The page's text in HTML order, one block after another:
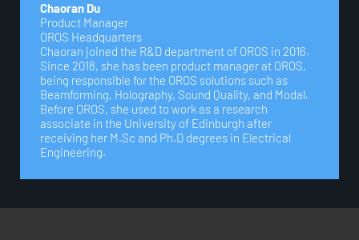
Chaoran Du
Product Manager
OROS Headquarters
Chaoran joined the R&D department of OROS in 2016.
Since 2018, she has been product manager at OROS,
being responsible for the OROS solutions such as
Beamforming, Holography, Sound Quality, and Modal.
Before OROS, she used to work as a research
associate in the University of Edinburgh after
receiving her M.Sc and Ph.D degrees in Electrical
Engineering.